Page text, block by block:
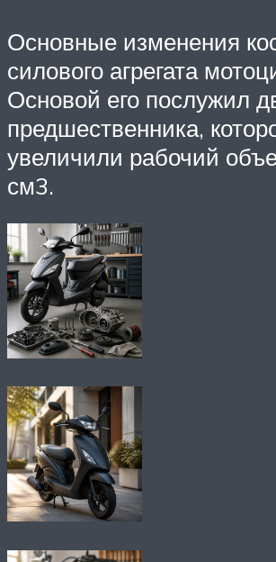
Основные изменения
силового агрегата
Основой его послужил
предшественника,
увеличили рабочий
см3.